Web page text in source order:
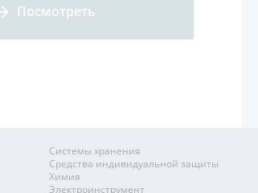
Посмотреть
Системы хранения
Средства индивидуальной защиты
Химия
Электроинструмент